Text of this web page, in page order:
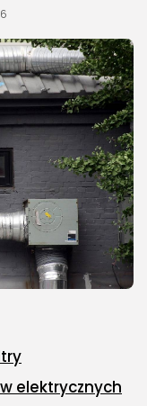
elektrycznych